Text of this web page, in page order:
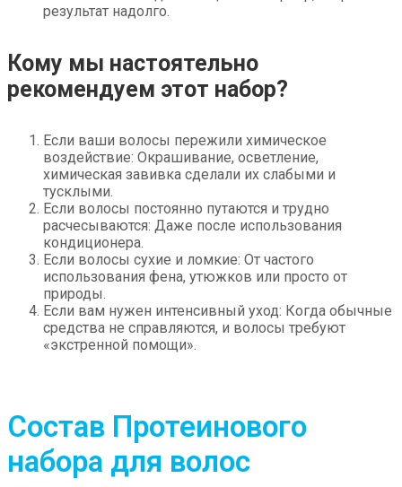
результат надолго.
Кому мы настоятельно
рекомендуем этот набор?
Если ваши волосы пережили химическое
воздействие: Окрашивание, осветление,
химическая завивка сделали их слабыми и
тусклыми.
Если волосы постоянно путаются и трудно
расчесываются: Даже после использования
кондиционера.
Если волосы сухие и ломкие: От частого
использования фена, утюжков или просто от
природы.
Если вам нужен интенсивный уход: Когда обычные
средства не справляются, и волосы требуют
«экстренной помощи».
Состав Протеинового
набора для волос